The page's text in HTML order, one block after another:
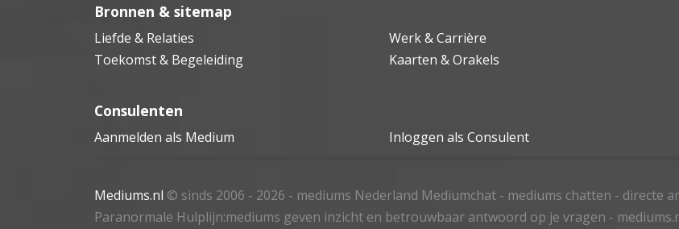
Bronnen & sitemap
Liefde & Relaties Werk & Carrière
Toekomst & Begeleiding
Kaarten & Orakels
Consulenten
Aanmelden als Medium Inloggen als Consulent
Mediums.nl © sinds 2006 - 2026 - mediums Nederland Mediumchat - mediums chatten - directe
Paranormale Hulplijn:mediums geven inzicht en betrouwbaar antwoord op je vragen -